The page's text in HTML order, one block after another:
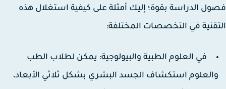
الدراسة بقوة؛ إليك أمثلة على كيفية استغلال هذه
في التخصصات المختلفة:
في العلوم الطبية والبيولوجية:يمكن لطلاب الطب
استكشاف الجسد البشري بشكل ثلاثي الأبعاد،